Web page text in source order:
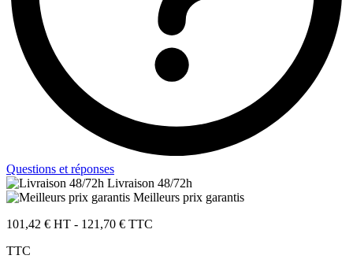
Questions et réponses
Livraison 48/72h
Meilleurs prix garantis
101,42 € HT - 121,70 € TTC
TTC